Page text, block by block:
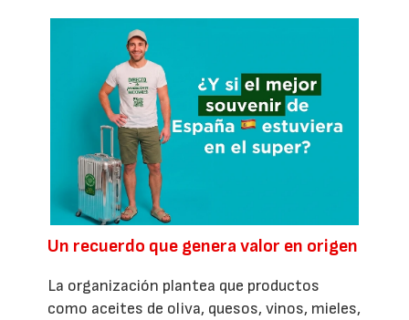
Un recuerdo que genera valor en origen
La organización plantea que productos
como aceites de oliva, quesos, vinos, mieles,